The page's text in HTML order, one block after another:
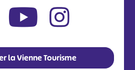
la Vienne Tourisme